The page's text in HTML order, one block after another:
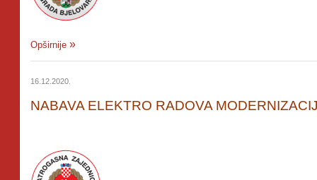
Opširnije
16.12.2020.
NABAVA ELEKTRO RADOVA